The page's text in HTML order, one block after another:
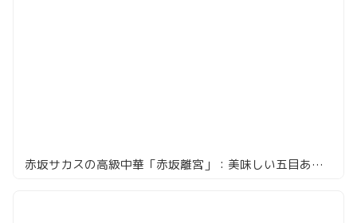
赤坂サカスの高級中華「赤坂離宮」：美味しい五目あんかけ焼きそばを堪能